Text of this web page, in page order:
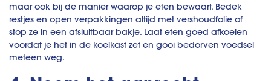
maar ook bij de manier waarop je eten bewaart. Bedek
restjes en open verpakkingen altijd met vershoudfolie of
stop ze in een afsluitbaar bakje. Laat eten goed afkoelen
voordat je het in de koelkast zet en gooi bedorven voedsel
meteen weg.